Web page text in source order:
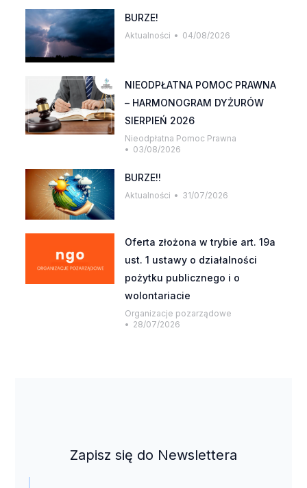
BURZE!
Aktualności 04/08/2026
NIEODPŁATNA POMOC PRAWNA
– HARMONOGRAM DYŻURÓW
SIERPIEŃ 2026
Nieodpłatna Pomoc Prawna
03/08/2026
BURZE!!
Aktualności 31/07/2026
Oferta złożona w trybie art. 19a
ust. 1 ustawy o działalności
pożytku publicznego i o
wolontariacie
Organizacje pozarządowe
28/07/2026
Zapisz się do Newslettera